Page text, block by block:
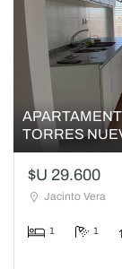
TORRES
$U 29.600
Jacinto Vera
1 1